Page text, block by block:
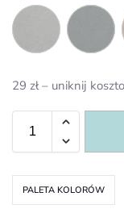
29 zł – uniknij
PALETA KOLORÓW